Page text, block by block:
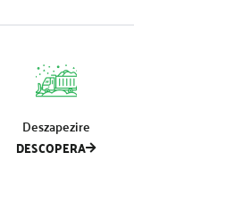
Deszapezire
DESCOPERA